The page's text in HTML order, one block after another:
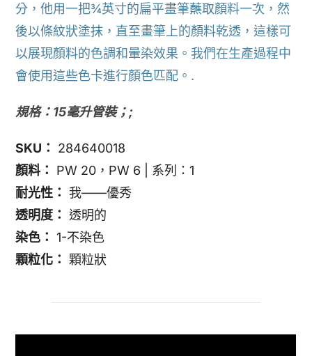
分，他用一把¾英寸的扁平畫筆蘸取顏料一次，然
後以條紋狀塗抹，直至畫筆上的顏料乾透，這樣可
以展現顏料的色調和暈染效果。我們在生產過程中
會使用這些色卡進行顏色匹配。.
規格：15毫升管裝；;
SKU：
284640018
顏料：
PW 20，PW 6 | 系列：1
耐光性：
我——優秀
透明度： 透明的
染色： 1-不染色
顆粒化： 顆粒狀